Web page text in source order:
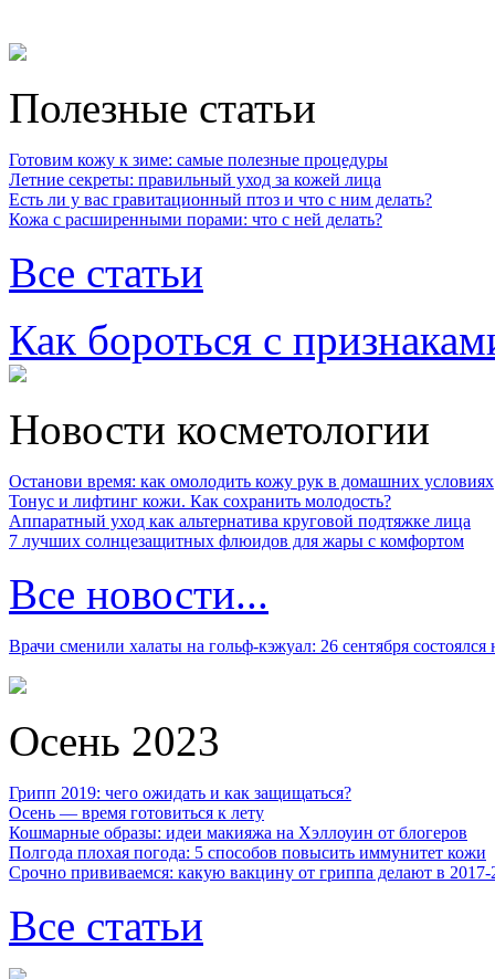
Полезные статьи
Готовим кожу к зиме: самые полезные процедуры
Летние секреты: правильный уход за кожей лица
Есть ли у вас гравитационный птоз и что с ним делать?
Кожа с расширенными порами: что с ней делать?
Все статьи
Как бороться с
Новости косметологии
Останови время: как омолодить кожу рук в домашних условиях
Тонус и лифтинг кожи. Как сохранить молодость?
Аппаратный уход как альтернатива круговой подтяжке лица
7 лучших солнцезащитных флюидов для жары с комфортом
Все новости...
Врачи сменили халаты на гольф-кэжуал: 26 сентября
Осень 2023
Грипп 2019: чего ожидать и как защищаться?
Осень — время готовиться к лету
Кошмарные образы: идеи макияжа на Хэллоуин от блогеров
Полгода плохая погода: 5 способов повысить иммунитет кожи
Срочно прививаемся: какую вакцину от гриппа делают в 2017-
Все статьи